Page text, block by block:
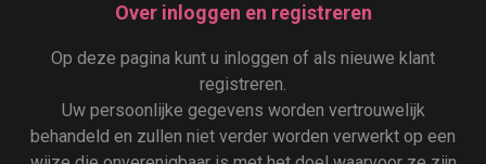
Over inloggen en registreren
Op deze pagina kunt u inloggen of als nieuwe klant
registreren.
Uw persoonlijke gegevens worden vertrouwelijk
behandeld en zullen niet verder worden verwerkt op een